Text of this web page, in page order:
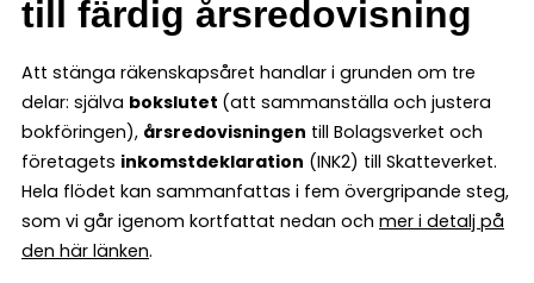
till färdig årsredovisning
Att stänga räkenskapsåret handlar i grunden om tre
delar: själva bokslutet (att sammanställa och justera
bokföringen), årsredovisningen till Bolagsverket och
företagets inkomstdeklaration (INK2) till Skatteverket.
Hela flödet kan sammanfattas i fem övergripande steg,
som vi går igenom kortfattat nedan och mer i detalj på
den här länken.